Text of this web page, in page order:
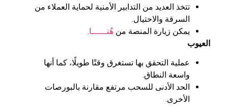
تتخذ العديد من التدابير الأمنية لحماية العملاء من
السرقة والاحتيال.
يمكن زيارة المنصة من هُنــــــا.
العيوب
عملية التحقق بها تستغرق وقتًا طويلًا، كما أنها
واسعة النطاق.
الحد الأدنى للسحب مرتفع مقارنة بالبورصات
الأخرى.